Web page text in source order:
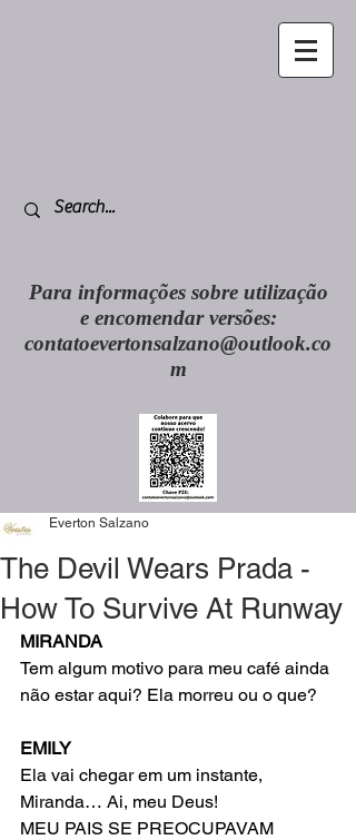
Para informações sobre utilização
e encomendar versões:
contatoevertonsalzano@outlook.co
m
The Devil Wears Prada -
How To Survive At Runway
Everton Salzano
MIRANDA
Tem algum motivo para meu café ainda
não estar aqui? Ela morreu ou o que?
EMILY
Ela vai chegar em um instante,
Miranda… Ai, meu Deus!
MEU PAIS SE PREOCUPAVAM